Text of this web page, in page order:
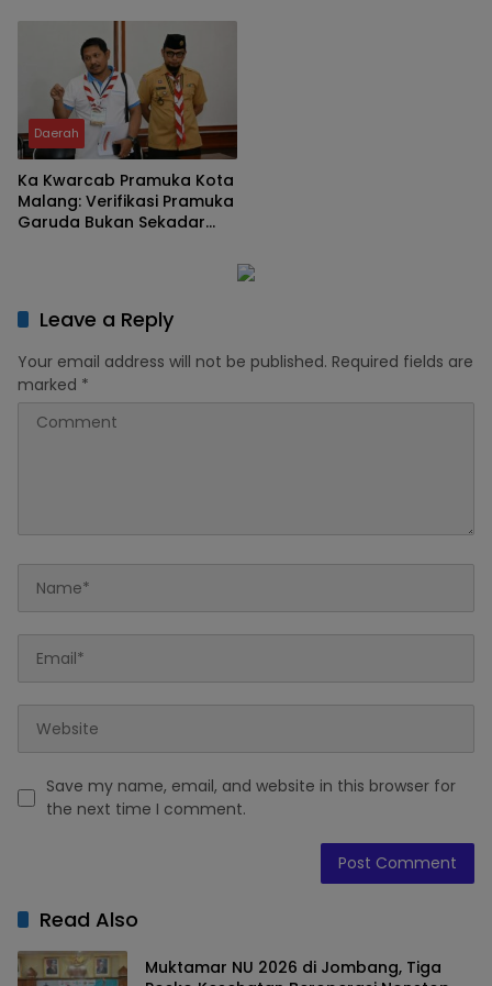
Daerah
Ka Kwarcab Pramuka Kota
Malang: Verifikasi Pramuka
Garuda Bukan Sekadar
Leave a Reply
Your email address will not be published. Required fields are
marked *
Save my name, email, and website in this browser for
the next time I comment.
Read Also
Muktamar NU 2026 di Jombang, Tiga